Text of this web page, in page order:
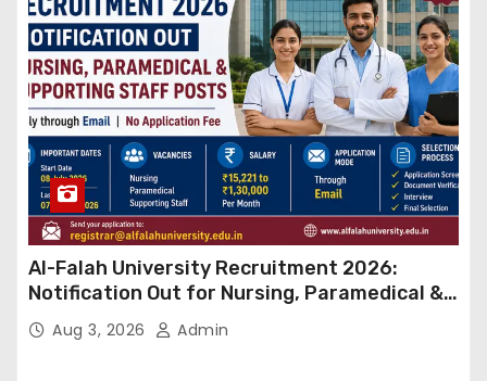
Al-Falah University Recruitment 2026:
Notification Out for Nursing, Paramedical &
Supporting Staff Posts, Apply Through Email
Aug 3, 2026 Admin